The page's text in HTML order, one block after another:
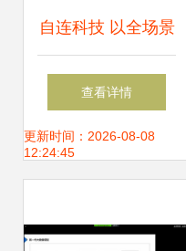
自连科技 以全场景
物联网解决方案赋
能大健康与新基
新基石
查看详情
更新时间：2026-08-08
12:24:45